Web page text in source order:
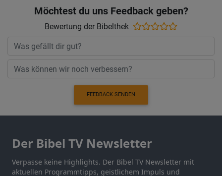
Möchtest du uns Feedback geben?
Bewertung der Bibelthek
FEEDBACK SENDEN
Der Bibel TV Newsletter
Verpasse keine Highlights. Der Bibel TV Newsletter mit
aktuellen Programmtipps, geistlichem Impuls und